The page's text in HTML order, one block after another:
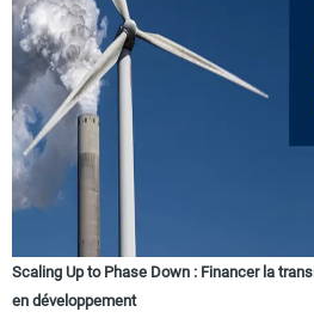
Scaling Up to Phase Down : Financer la
en développement